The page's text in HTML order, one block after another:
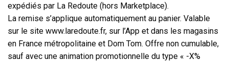
expédiés par La Redoute (hors Marketplace).
La remise s’applique automatiquement au panier. Valable
sur le site www.laredoute.fr, sur l’App et dans les magasins
en France métropolitaine et Dom Tom. Offre non cumulable,
sauf avec une animation promotionnelle du type « -X%